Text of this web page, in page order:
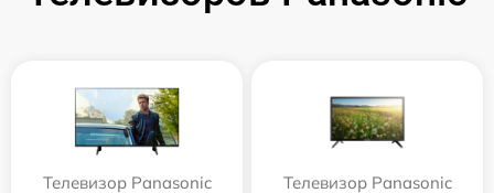
Телевизор Panasonic
Телевизор Panasonic